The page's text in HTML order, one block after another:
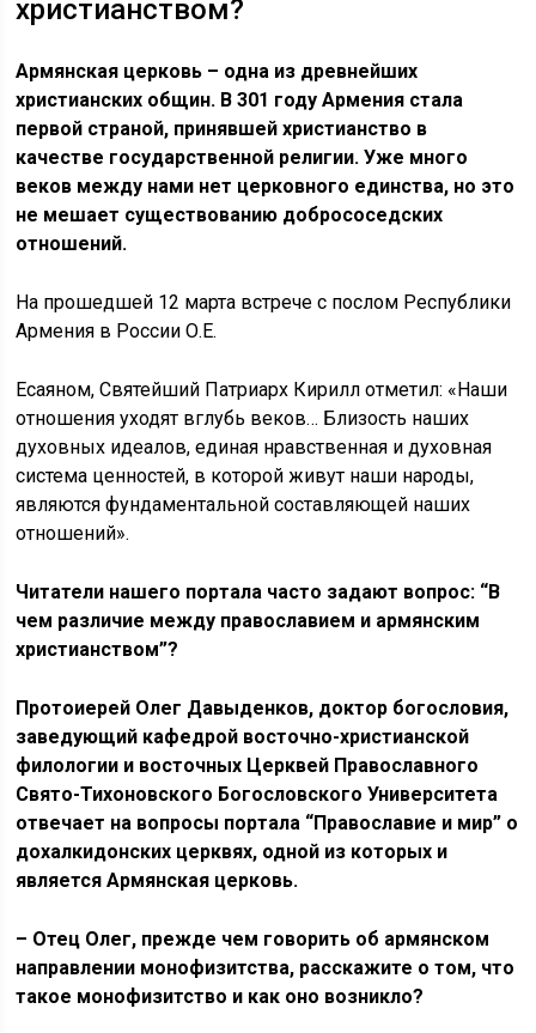
христианством?
Армянская церковь – одна из древнейших
христианских общин. В 301 году Армения стала
первой страной, принявшей христианство в
качестве государственной религии. Уже много
веков между нами нет церковного единства, но это
не мешает существованию добрососедских
отношений.
На прошедшей 12 марта встрече с послом Республики
Армения в России О.Е.
Есаяном, Святейший Патриарх Кирилл отметил: «Наши
отношения уходят вглубь веков… Близость наших
духовных идеалов, единая нравственная и духовная
система ценностей, в которой живут наши народы,
являются фундаментальной составляющей наших
отношений».
Читатели нашего портала часто задают вопрос: “В
чем различие между православием и армянским
христианством”?
Протоиерей Олег Давыденков, доктор богословия,
заведующий кафедрой восточно-христианской
филологии и восточных Церквей Православного
Свято-Тихоновского Богословского Университета
отвечает на вопросы портала “Православие и мир” о
дохалкидонских церквях, одной из которых и
являетсяАрмянская церковь.
– Отец Олег, прежде чем говорить об армянском
направлении монофизитства, расскажите о том, что
такое монофизитство и как оно возникло?